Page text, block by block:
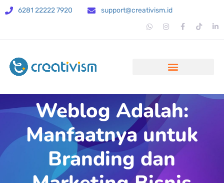
6281 22222 7920 support@creativism.id
Weblog Adalah:
Manfaatnya untuk
Branding dan